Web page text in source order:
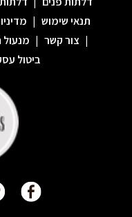
תנאי שימוש |
| צור קשר |
ביטול